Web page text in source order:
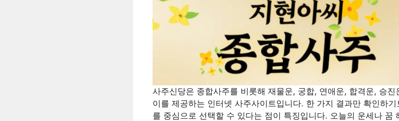
사주신당은 종합사주를 비롯해 재물운, 궁합, 연애운, 합격운, 승
이를 제공하는 인터넷 사주사이트입니다. 한 가지 결과만 확인하
를 중심으로 선택할 수 있다는 점이 특징입니다. 오늘의 운세나 꿈